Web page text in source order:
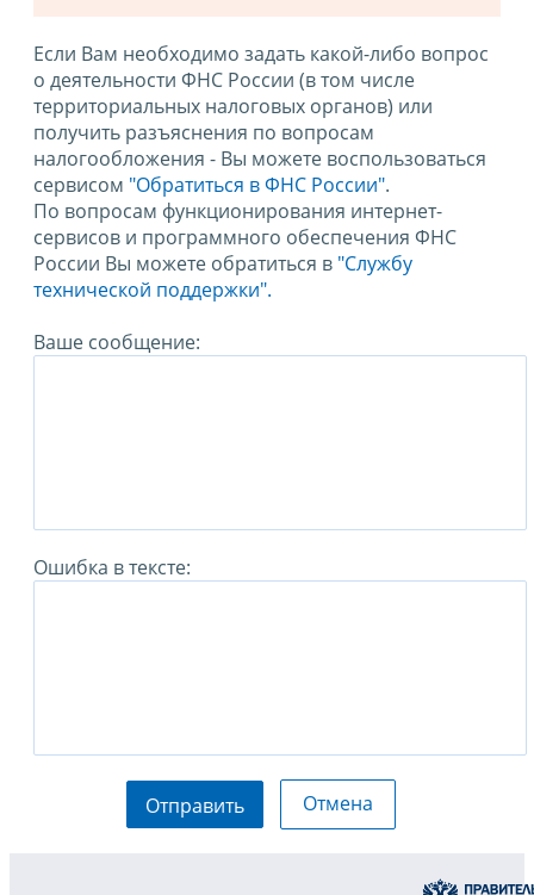
Если Вам необходимо задать какой-либо вопрос
о деятельности ФНС России (в том числе
территориальных налоговых органов) или
получить разъяснения по вопросам
налогообложения - Вы можете воспользоваться
сервисом "Обратиться в ФНС России".
По вопросам функционирования интернет-
сервисов и программного обеспечения ФНС
России Вы можете обратиться в "Службу
технической поддержки".
Ваше сообщение:
Ошибка в тексте:
Отправить Отмена